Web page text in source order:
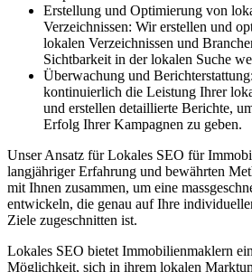
Erstellung und Optimierung von
Verzeichnissen: Wir erstellen und
lokalen Verzeichnissen und
Sichtbarkeit in der lokalen Suche
Überwachung und
kontinuierlich die Leistung Ihrer
und erstellen detaillierte Berichte,
Erfolg Ihrer Kampagnen zu geben.
Unser Ansatz für Lokales SEO für
langjähriger Erfahrung und bewährten
mit Ihnen zusammen, um eine
entwickeln, die genau auf Ihre
Ziele zugeschnitten ist.
Lokales SEO bietet Immobilienmaklern
Möglichkeit, sich in ihrem lokalen